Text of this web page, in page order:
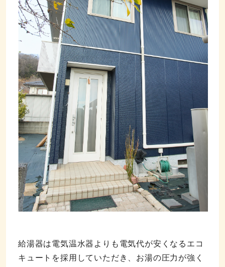
給湯器は電気温水器よりも電気代が安くなるエコ
キュートを採用していただき、お湯の圧力が強く